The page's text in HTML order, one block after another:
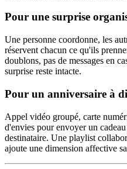
Pour une surprise
Une personne coordonne, les
réservent chacun ce qu'ils
doublons, pas de messages en
surprise reste intacte.
Pour un anniversaire à
Appel vidéo groupé, carte
d'envies pour envoyer un
destinataire. Une playlist
ajoute une dimension affective